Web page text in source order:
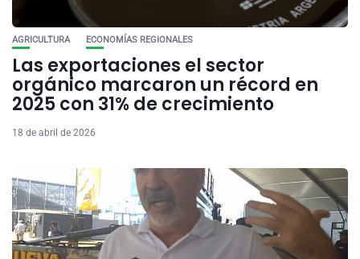
AGRICULTURA ECONOMÍAS REGIONALES
Las exportaciones el sector
orgánico marcaron un récord en
2025 con 31% de crecimiento
18 de abril de 2026